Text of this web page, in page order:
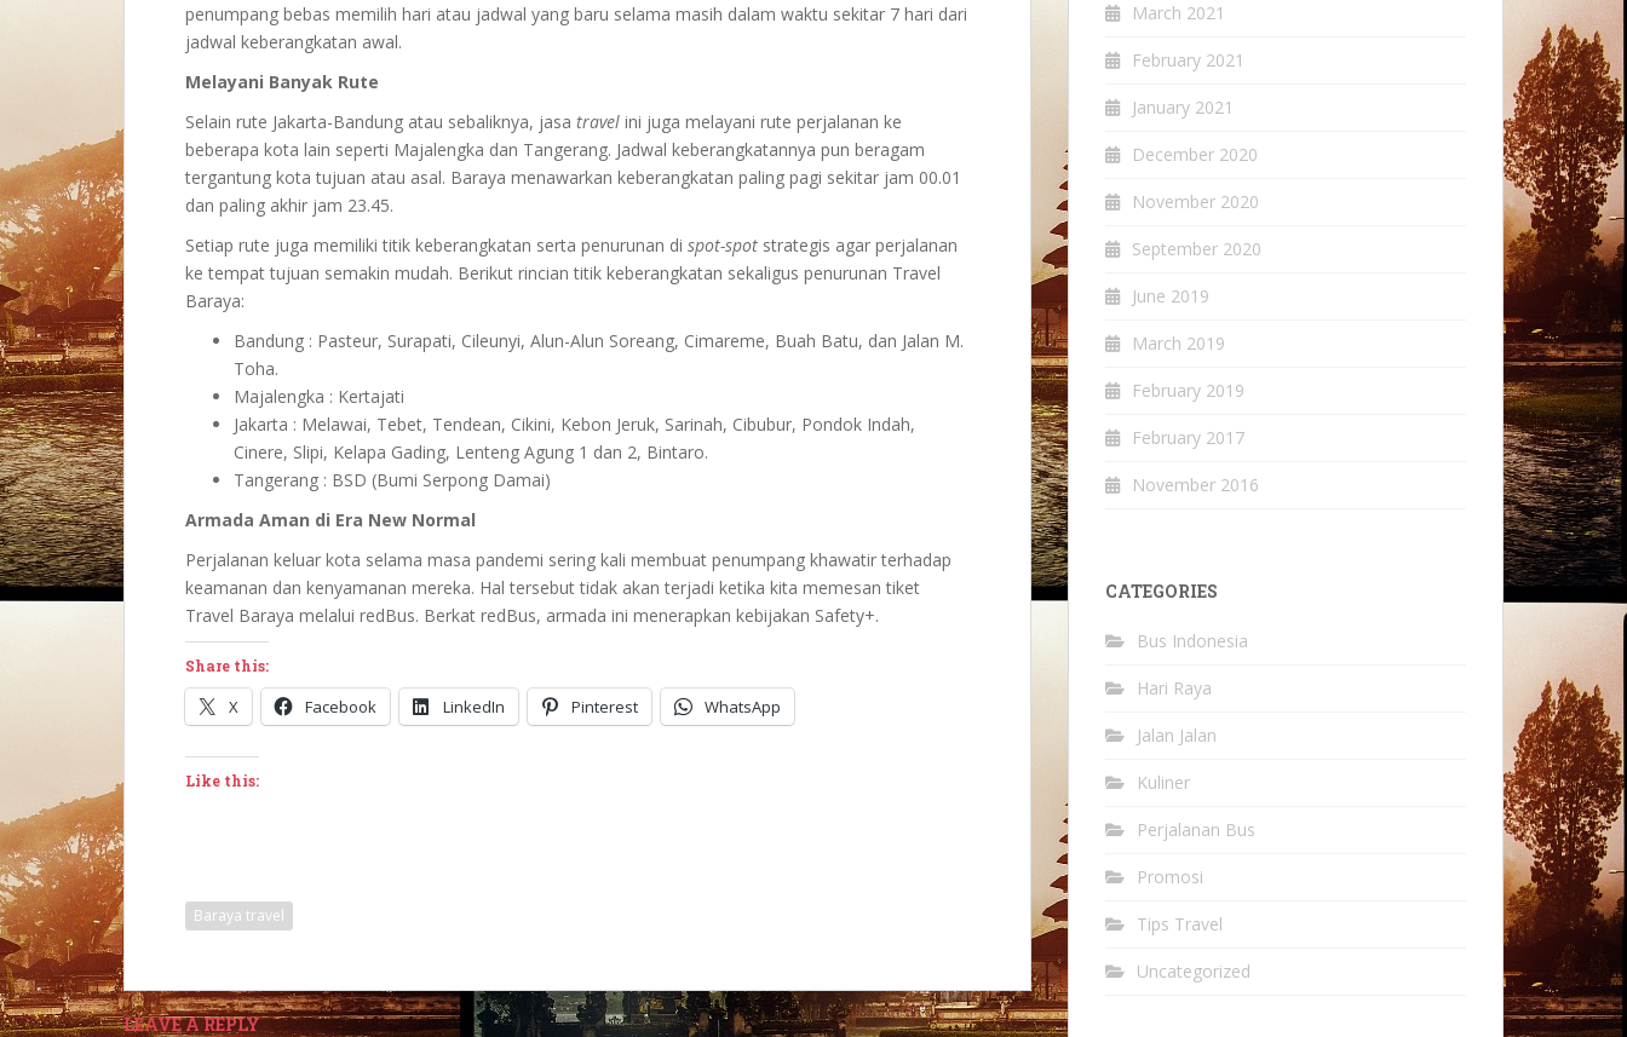
penumpang bebas memilih hari atau jadwal yang baru selama masih dalam waktu sekitar 7 hari dari
jadwal keberangkatan awal.
Melayani Banyak Rute
Selain rute Jakarta-Bandung atau sebaliknya, jasa travel ini juga melayani rute perjalanan ke
beberapa kota lain seperti Majalengka dan Tangerang. Jadwal keberangkatannya pun beragam
tergantung kota tujuan atau asal. Baraya menawarkan keberangkatan paling pagi sekitar jam 00.01
dan paling akhir jam 23.45.
Setiap rute juga memiliki titik keberangkatan serta penurunan di spot-spot strategis agar perjalanan
ke tempat tujuan semakin mudah. Berikut rincian titik keberangkatan sekaligus penurunan Travel
Baraya:
Bandung : Pasteur, Surapati, Cileunyi, Alun-Alun Soreang, Cimareme, Buah Batu, dan Jalan M.
Toha.
Majalengka : Kertajati
Jakarta : Melawai, Tebet, Tendean, Cikini, Kebon Jeruk, Sarinah, Cibubur, Pondok Indah,
Cinere, Slipi, Kelapa Gading, Lenteng Agung 1 dan 2, Bintaro.
Tangerang : BSD (Bumi Serpong Damai)
Armada Aman di Era New Normal
Perjalanan keluar kota selama masa pandemi sering kali membuat penumpang khawatir terhadap
keamanan dan kenyamanan mereka. Hal tersebut tidak akan terjadi ketika kita memesan tiket
Travel Baraya melalui redBus. Berkat redBus, armada ini menerapkan kebijakan Safety+.
Share this:
X Facebook LinkedIn Pinterest WhatsApp
Like this:
Baraya travel
LEAVE A REPLY
March 2021
February 2021
January 2021
December 2020
November 2020
September 2020
June 2019
March 2019
February 2019
February 2017
November 2016
CATEGORIES
Bus Indonesia
Hari Raya
Jalan Jalan
Kuliner
Perjalanan Bus
Promosi
Tips Travel
Uncategorized